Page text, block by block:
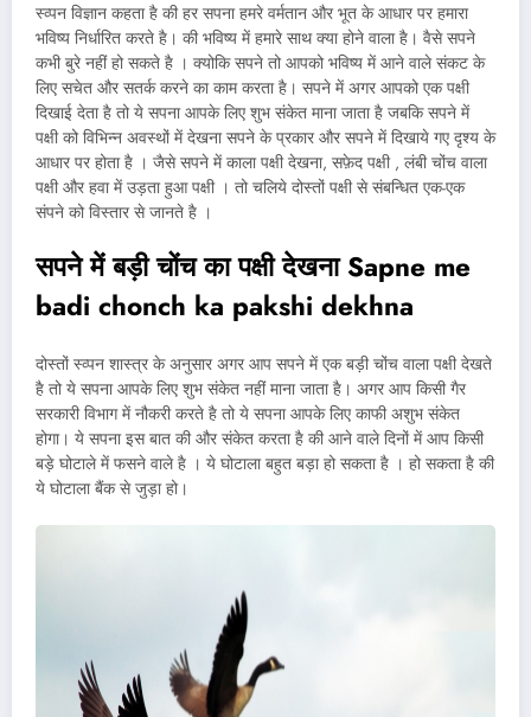
स्व्पन विज्ञान कहता है की हर सपना हमरे वर्मतान और भूत के आधार पर हमारा
भविष्य निर्धारित करते है। की भविष्य में हमारे साथ क्या होने वाला है। वैसे सपने
कभी बुरे नहीं हो सकते है । क्योकि सपने तो आपको भविष्य में आने वाले संकट के
लिए सचेत और सतर्क करने का काम करता है। सपने में अगर आपको एक पक्षी
दिखाई देता है तो ये सपना आपके लिए शुभ संकेत माना जाता है जबकि सपने में
पक्षी को विभिन्न अवस्थों में देखना सपने के प्रकार और सपने में दिखाये गए दृश्य के
आधार पर होता है । जैसे सपने में काला पक्षी देखना, सफ़ेद पक्षी , लंबी चोंच वाला
पक्षी और हवा में उड़ता हुआ पक्षी । तो चलिये दोस्तों पक्षी से संबन्धित एक-एक
संपने को विस्तार से जानते है ।
सपने में बड़ी चोंच का पक्षी देखना Sapne me
badi chonch ka pakshi dekhna
दोस्तों स्व्पन शास्त्र के अनुसार अगर आप सपने में एक बड़ी चोंच वाला पक्षी देखते
है तो ये सपना आपके लिए शुभ संकेत नहीं माना जाता है। अगर आप किसी गैर
सरकारी विभाग में नौकरी करते है तो ये सपना आपके लिए काफी अशुभ संकेत
होगा। ये सपना इस बात की और संकेत करता है की आने वाले दिनों में आप किसी
बड़े घोटाले में फसने वाले है । ये घोटाला बहुत बड़ा हो सकता है । हो सकता है की
ये घोटाला बैंक से जुड़ा हो।